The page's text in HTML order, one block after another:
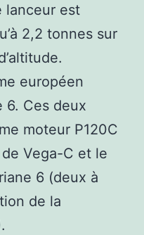
lanceur est
2,2 tonnes sur
européen
6. Ces deux
moteur P120C
Vega-C et le
6 (deux à
de la